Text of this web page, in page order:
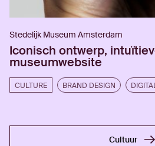
Stedelijk Museum Amsterdam
Iconisch ontwerp,
museumwebsite
CULTURE BRAND DESIGN
Cultuur